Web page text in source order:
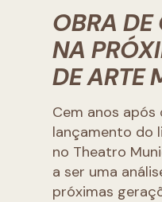
OBRA DE
NA
DE ARTE
Cem anos
lançamento do
no Theatro
a ser uma
próximas